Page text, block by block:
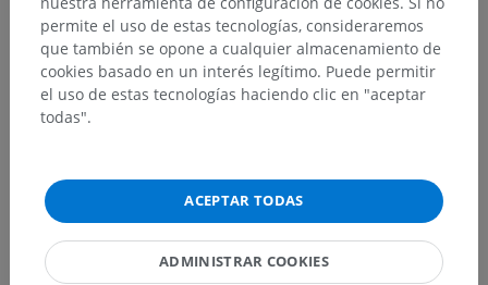
Anatomía comparada en animales
¿Ha detectado un error?
permite el uso de estas tecnologías, consideraremos
que también se opone a cualquier almacenamiento de
cookies basado en un interés legítimo. Puede permitir
el uso de estas tecnologías haciendo clic en "aceptar
todas".
ACEPTAR TODAS
ADMINISTRAR COOKIES